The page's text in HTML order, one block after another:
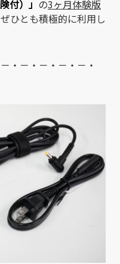
付）」 の3ヶ月体験版
ひとも積極的に利用し
・－・－・－・－・